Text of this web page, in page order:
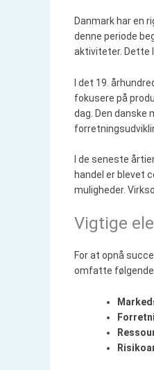
Danmark har en
denne periode
aktiviteter. Dette
I det 19.
fokusere på
dag. Den danske
I de seneste
handel er blevet
muligheder.
Vigtige
For at opnå
omfatte